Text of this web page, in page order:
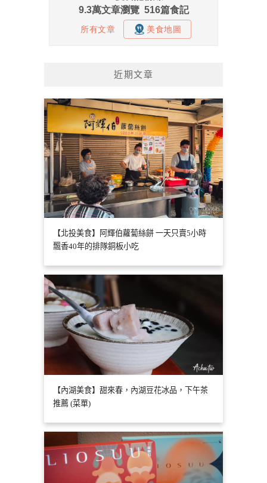
近期文章
【北投美食】阿輝伯蘿蔔絲餅 一天只賣5小時
飄香40年的排隊銅板小吃
【內湖美食】甜來春，內湖豆花冰品，下午茶
推薦 (菜單)